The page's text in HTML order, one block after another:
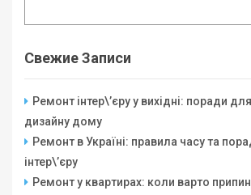
Свежие Записи
Ремонт інтер\’єру у вихідні: поради
дизайну дому
Ремонт в Україні: правила часу та
інтер\’єру
Ремонт у квартирах: коли варто